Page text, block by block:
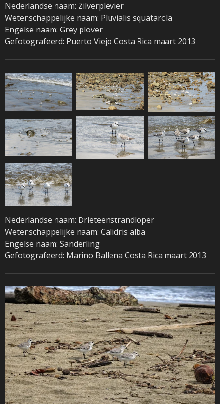
Nederlandse naam: Zilverplevier
Wetenschappelijke naam: Pluvialis squatarola
Engelse naam: Grey plover
Gefotografeerd: Puerto Viejo Costa Rica maart 2013
Nederlandse naam: Drieteenstrandloper
Wetenschappelijke naam: Calidris alba
Engelse naam: Sanderling
Gefotografeerd: Marino Ballena Costa Rica maart 2013